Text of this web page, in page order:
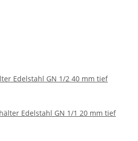
Edelstahl GN 1/2 40 mm tief